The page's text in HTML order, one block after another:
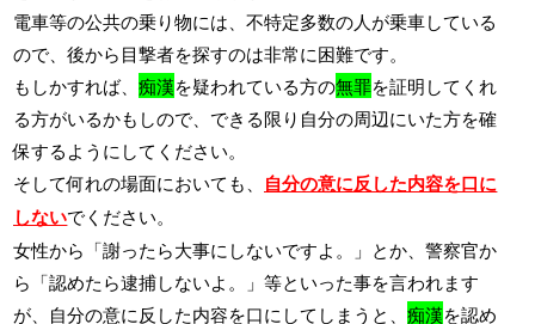
電車等の公共の乗り物には、不特定多数の人が乗車している
ので、後から目撃者を探すのは非常に困難です。
もしかすれば、痴漢を疑われている方の無罪を証明してくれ
る方がいるかもしので、できる限り自分の周辺にいた方を確
保するようにしてください。
そして何れの場面においても、 自分の意に反した内容を口に
しないでください。
女性から「謝ったら大事にしないですよ。」とか、警察官か
ら「認めたら逮捕しないよ。」等といった事を言われます
が、自分の意に反した内容を口にしてしまうと、痴漢を認め